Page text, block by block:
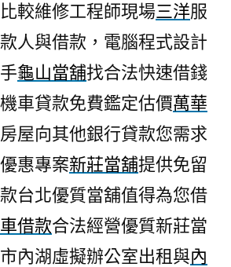
較維修工程師現場三洋服
人與借款，電腦程式設計
龜山當舖找合法快速借錢
車貸款免費鑑定估價萬華
屋向其他銀行貸款您需求
惠專案新莊當舖提供免留
台北優質當舖值得為您借
借款合法經營優質新莊當
內湖虛擬辦公室出租與內